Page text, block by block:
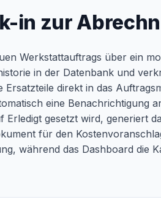
in zur
Werkstattauftrags über ein
in der Datenbank und
direkt in das
eine Benachrichtigung
gesetzt wird, generiert
für den
während das Dashboard die